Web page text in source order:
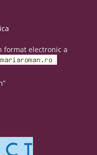
format electronic a